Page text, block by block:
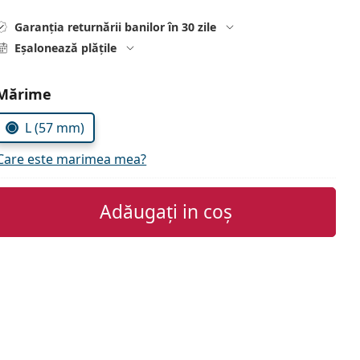
Garanția returnării banilor în 30 zile
Eșalonează plățile
parametrii
L (57 mm)
este marimea mea?
Adăugați in coș